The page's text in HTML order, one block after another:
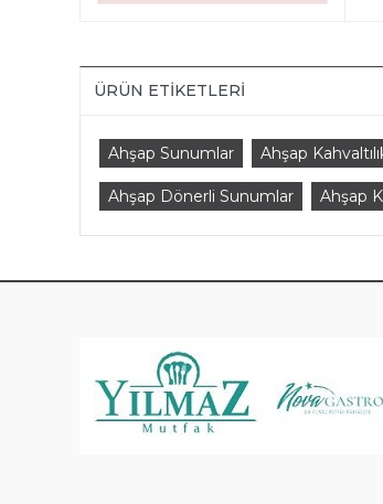
ÜRÜN ETIKETLERI
Ahşap Sunumlar Ahşap
Ahşap Dönerli Sunumlar Ahşap